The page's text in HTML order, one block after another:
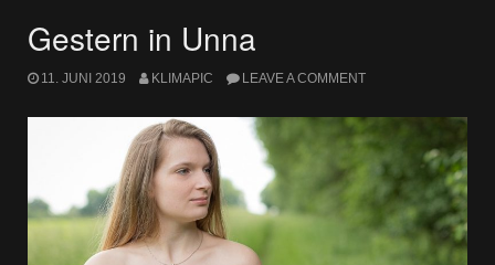
Gestern in Unna
11. JUNI 2019 KLIMAPIC LEAVE A COMMENT